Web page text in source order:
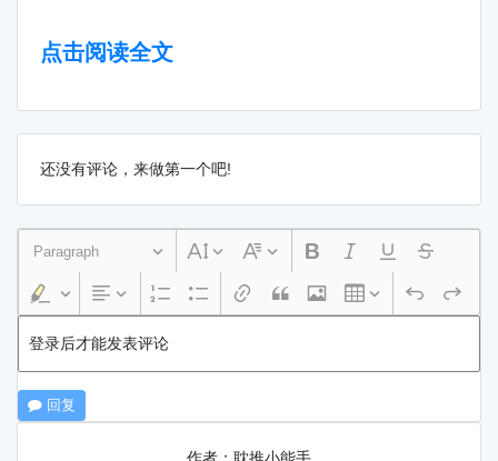
点击阅读全文
还没有评论，来做第一个吧!
Paragraph
登录后才能发表评论
回复
作者：耽推小能手